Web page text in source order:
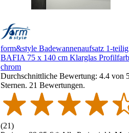
form&style Badewannenaufsatz 1-teilig
BAFIA 75 x 140 cm Klarglas
chrom
Durchschnittliche Bewertung: 4.4 von
Sternen. 21 Bewertungen.
(21)